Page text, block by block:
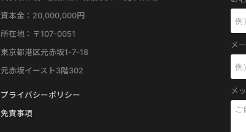
資本金：20,000,000円
所在地：〒107-0051
東京都港区元赤坂1-7-18
元赤坂イースト3階302
プライバシーポリシー
免責事項
メ
メ